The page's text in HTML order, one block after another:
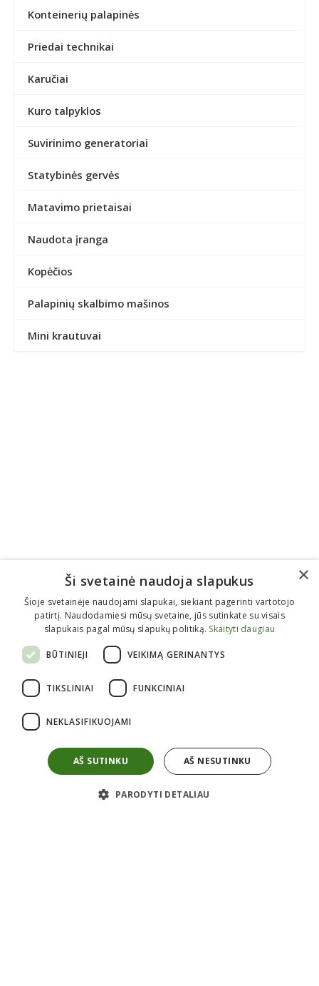
Konteinerių palapinės
Priedai technikai
Karučiai
Kuro talpyklos
Suvirinimo generatoriai
Statybinės gervės
Matavimo prietaisai
Naudota įranga
Kopėčios
Palapinių skalbimo mašinos
Mini krautuvai
Informacija perkantiems
Apmokėjimas
Grąžinimas
Garantijos
Taisyklės
Privatumo politika
Apie mus
×
Ši svetainė naudoja slapukus
Šioje svetainėje naudojami slapukai, siekiant pagerinti vartotojo
patirtį. Naudodamiesi mūsų svetaine, jūs sutinkate su visais
slapukais pagal mūsų slapukų politiką. Skaityti daugiau
BŪTINIEJI VEIKIMĄ GERINANTYS
TIKSLINIAI FUNKCINIAI
NEKLASIFIKUOJAMI
AŠ SUTINKU AŠ NESUTINKU
PARODYTI DETALIAU